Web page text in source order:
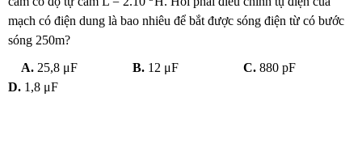
mạch có điện dung là bao nhiêu để bắt được sóng điện từ có bước
sóng 250m?
A. 25,8 μF B. 12 μF C. 880 pF
D. 1,8 μF